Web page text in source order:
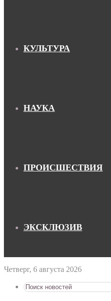
КУЛЬТУРА
НАУКА
ПРОИСШЕСТВИЯ
ЭКСКЛЮЗИВ
Четверг, 6 августа 2026